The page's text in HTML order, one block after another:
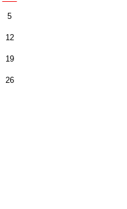
5
12
19
26